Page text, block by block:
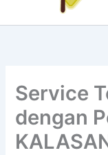
Service
dengan